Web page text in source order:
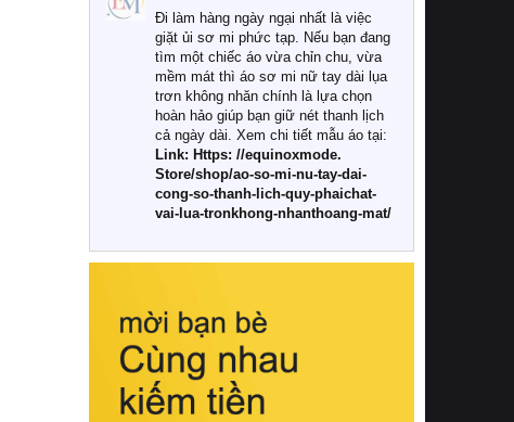
đình? Hãy cùng chúng tôi đi tìm lời
giải đáp chi tiết qua bài viết dưới đây.
1. Tại sao các gia đình hiện đại lại ưa
chuộng chăn ga gối đệm cao cấp?
Khác với các dòng sản phẩm thông
thường, những bộ chăn ga gối đệm
cao cấp trải qua quy trình sản xuất
nghiêm ngặt từ khâu chọn lọc nguyên
liệu tự nhiên đến công nghệ dệt
nhuộm hiện đại không chứa hóa chất
này, bạn sẽ cảm nhận rõ rệt sự khác
hồi chuẩn xác của phần đệm nâng đỡ
cột sống.
Bên cạnh đó, việc lựa chọn các dòng
sản phẩm đạt chuẩn chất lượng quốc
Đi làm hàng ngày ngại nhất là việc
giặt ủi sơ mi phức tạp. Nếu bạn đang
tìm một chiếc áo vừa chỉn chu, vừa
mềm mát thì áo sơ mi nữ tay dài lụa
trơn không nhăn chính là lựa chọn
hoàn hảo giúp bạn giữ nét thanh lịch
cả ngày dài. Xem chi tiết mẫu áo tại:
Link: Https: //equinoxmode.
Store/shop/ao-so-mi-nu-tay-dai-
cong-so-thanh-lich-quy-phaichat-
vai-lua-tronkhong-nhanthoang-mat/